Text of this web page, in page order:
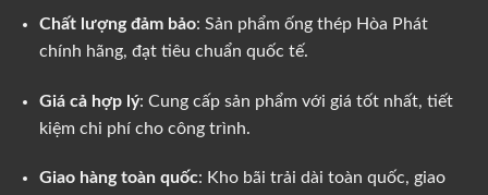
Chất lượng đảm bảo: Sản phẩm ống thép Hòa Phát
chính hãng, đạt tiêu chuẩn quốc tế.
Giá cả hợp lý: Cung cấp sản phẩm với giá tốt nhất, tiết
kiệm chi phí cho công trình.
Giao hàng toàn quốc: Kho bãi trải dài toàn quốc, giao